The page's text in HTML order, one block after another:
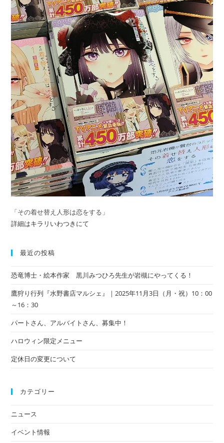
「その着せ替え人形は恋をする」
詳細はキラリいわつきにて
最近の投稿
恐竜博士・絵本作家 黒川みつひろ先生が岩槻にやってくる！
鷹狩り行列『水野書店マルシェ』｜2025年11月3日（月・祝）10：00
～16：30
パートさん、アルバイトさん、募集中！
ハロウィン限定メニュー
定休日の変更について
カテゴリー
ニュース
イベント情報